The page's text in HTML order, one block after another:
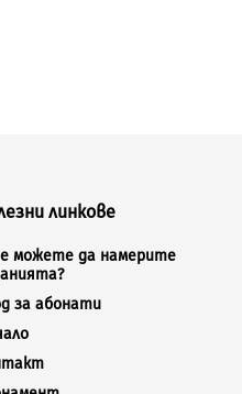
линкове
можете да намерите
за абонати